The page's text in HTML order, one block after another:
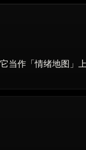
当作「情绪地图」